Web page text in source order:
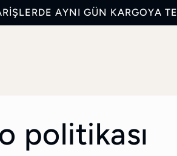
AYNI GÜN KARGOYA
politikası